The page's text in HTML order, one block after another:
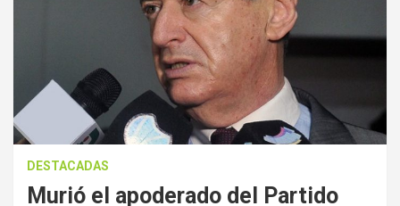
DESTACADAS
Murió el apoderado del Partido